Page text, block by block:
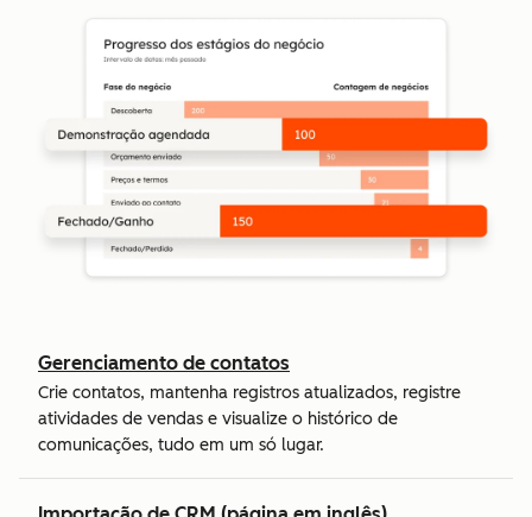
Gerenciamento de contatos
Crie contatos, mantenha registros atualizados, registre
atividades de vendas e visualize o histórico de
comunicações, tudo em um só lugar.